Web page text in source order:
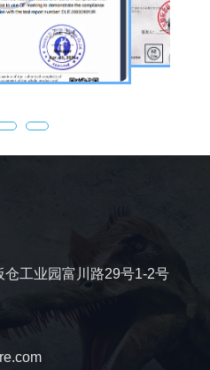
智能控制技术，可实现
、行走、呼吸起伏等动
硅胶材质，还原史前恐
、三角龙、剑龙、长颈
同时支持恐龙化石骨架
公司推出恐龙电动车与
全扶手，适用于乐
仓工业园富川路29号1-2号